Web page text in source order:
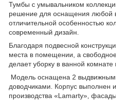
Тумбы с умывальником
решение для оснащения любой
отличительной особенностью
современный дизайн.
Благодаря подвесной
места в помещении, а
делает уборку в ванной комнате
Модель оснащена 2
доводчиками. Корпус выполнен
производства «Lamarty»,